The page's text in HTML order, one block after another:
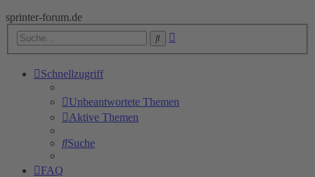
sprinter-forum.de
Suche
Schnellzugriff
Unbeantwortete Themen
Aktive Themen
Suche
FAQ